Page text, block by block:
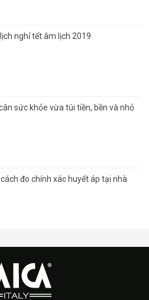
nghỉ tết âm lịch 2019
sức khỏe vừa túi tiền, bền và nhỏ
đo chính xác huyết áp tại nhà